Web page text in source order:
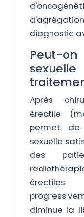
diagnostic
Peut-
Après
érectile
permet de
sexuelle
des
érectiles
diminue la